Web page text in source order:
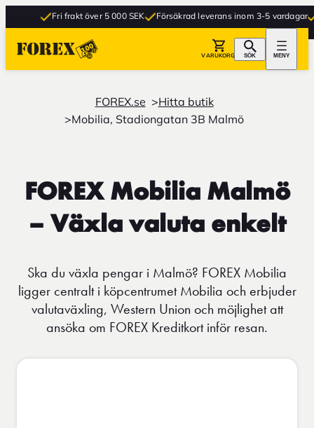
Fri frakt över 5 000 SEK Försäkrad leverans inom 3-5 vardagar
VARUKORG SÖK MENY
FOREX.se
Hitta butik
Mobilia, Stadiongatan 3B Malmö
FOREX Mobilia Malmö
– Växla valuta enkelt
Ska du växla pengar i Malmö? FOREX Mobilia
ligger centralt i köpcentrumet Mobilia och erbjuder
valutaväxling, Western Union och möjlighet att
ansöka om FOREX Kreditkort inför resan.